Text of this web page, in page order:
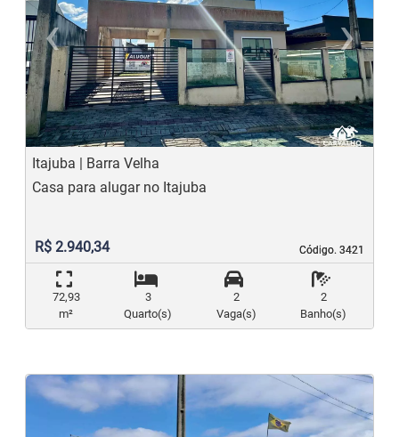
‹
Previous
›
Itajuba | Barra Velha
Código. 3421
Código. 3421
Casa para alugar no Itajuba
R$ 2.940,34
72,93
m²
3
Quarto(s)
2
Vaga(s)
2
Banho(s)